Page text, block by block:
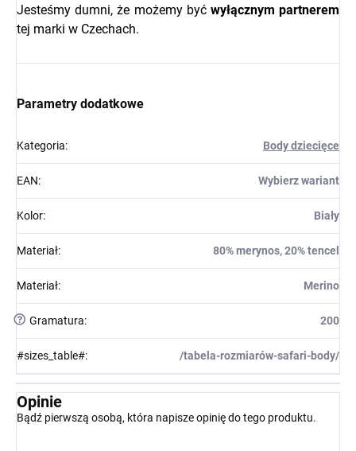
Jesteśmy dumni, że możemy być wyłącznym partnerem
tej marki w Czechach.
Parametry dodatkowe
Kategoria: Body dziecięce
EAN: Wybierz wariant
Kolor: Biały
Materiał: 80% merynos, 20% tencel
Materiał: Merino
? Gramatura: 200
#sizes_table#: /tabela-rozmiarów-safari-body/
Opinie
Bądź pierwszą osobą, która napisze opinię do tego produktu.